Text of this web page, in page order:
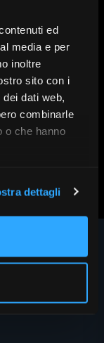
ed
media e per
inoltre
sito con i
dati web,
combinarle
o che hanno
dettagli
della